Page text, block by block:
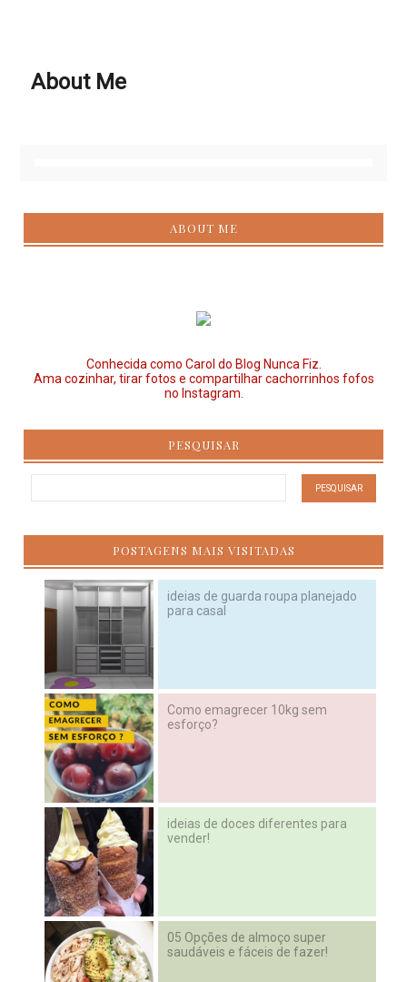
About Me
ABOUT ME
Conhecida como Carol do Blog Nunca Fiz.
Ama cozinhar, tirar fotos e compartilhar cachorrinhos fofos
no Instagram.
PESQUISAR
POSTAGENS MAIS VISITADAS
ideias de guarda roupa planejado
para casal
Como emagrecer 10kg sem
esforço?
ideias de doces diferentes para
vender!
05 Opções de almoço super
saudáveis e fáceis de fazer!